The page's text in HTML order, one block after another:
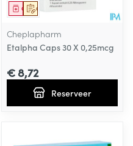
Op voorschrift
Geneesmiddel
Cheplapharm
Etalpha Caps 30 X 0,25mcg
€ 8,72
Reserveer